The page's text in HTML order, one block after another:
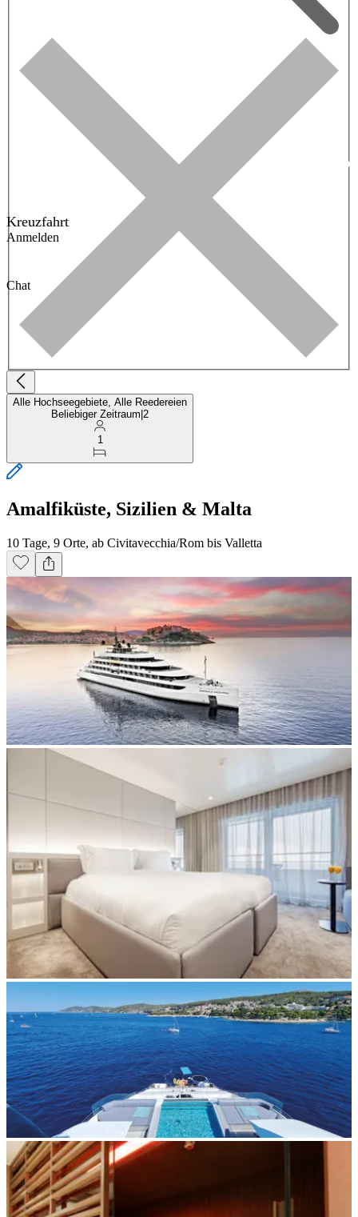
Kreuzfahrt
Anmelden
Chat
Alle Hochseegebiete, Alle Reedereien
Beliebiger Zeitraum 2
1
Amalfiküste, Sizilien & Malta
10 Tage, 9 Orte, ab Civitavecchia/Rom bis Valletta